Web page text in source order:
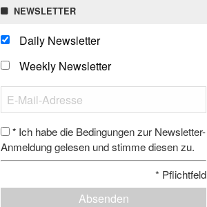
NEWSLETTER
Daily Newsletter
Weekly Newsletter
* Ich habe die Bedingungen zur Newsletter-
Anmeldung gelesen und stimme diesen zu.
* Pflichtfeld
Absenden